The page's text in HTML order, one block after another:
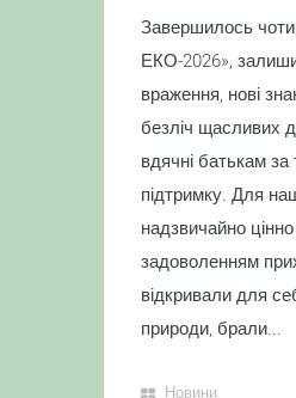
Завершилось
ЕКО-2026»,
враження, нові
безліч щасливих
вдячні батькам за
підтримку. Для
надзвичайно
задоволенням
відкривали для
природи, брали...
Новини